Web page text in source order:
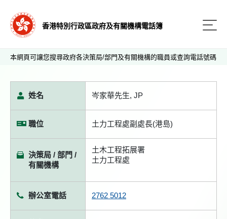
香港特別行政區政府及有關機構電話簿
本網頁可讓您搜尋政府各決策局/部門及有關機構的職員或查詢電話號碼
姓名 岑家華先生, JP
職位 土力工程處副處長(港島)
決策局 / 部門 /
有關機構
土木工程拓展署
土力工程處
辦公室電話 2762 5012